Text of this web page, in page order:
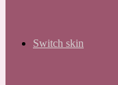
Switch skin